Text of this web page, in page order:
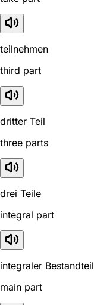
teilnehmen
third part
dritter Teil
three parts
drei Teile
integral part
integraler Bestandteil
main part